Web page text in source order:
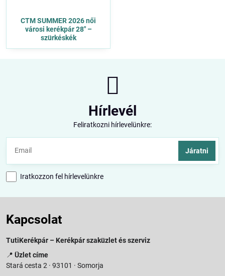
CTM SUMMER 2026 női
városi kerékpár 28" –
szürkéskék
Hírlevél
Feliratkozni hírlevelünkre:
Járatni
Iratkozzon fel hírlevelünkre
Kapcsolat
TutiKerékpár – Kerékpár szaküzlet és szerviz
📍 Üzlet címe
Stará cesta 2 · 93101 · Somorja